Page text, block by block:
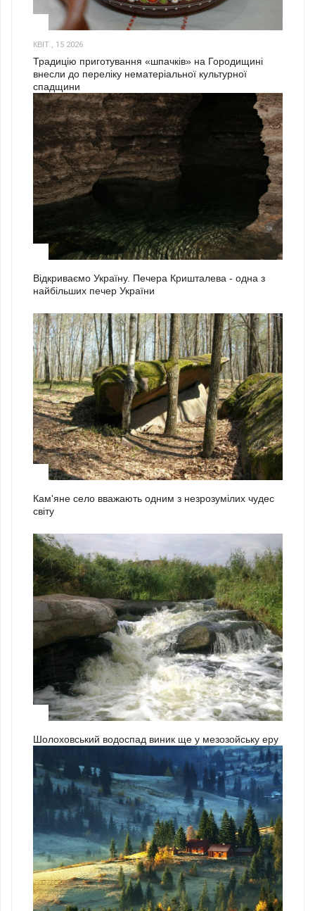
КВІТ., 15 2026
Традицію приготування «шпачків» на Городищині
внесли до переліку нематеріальної культурної
спадщини
Відкриваємо Україну. Печера Кришталева - одна з
найбільших печер України
Кам'яне село вважають одним з незрозумілих чудес
світу
Шолоховський водоспад виник ще у мезозойську еру